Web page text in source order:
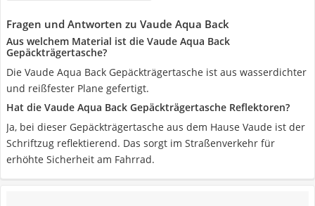
Fragen und Antworten zu Vaude Aqua Back
Aus welchem Material ist die Vaude Aqua Back
Gepäckträgertasche?
Die Vaude Aqua Back Gepäckträgertasche ist aus wasserdichter
und reißfester Plane gefertigt.
Hat die Vaude Aqua Back Gepäckträgertasche Reflektoren?
Ja, bei dieser Gepäckträgertasche aus dem Hause Vaude ist der
Schriftzug reflektierend. Das sorgt im Straßenverkehr für
erhöhte Sicherheit am Fahrrad.